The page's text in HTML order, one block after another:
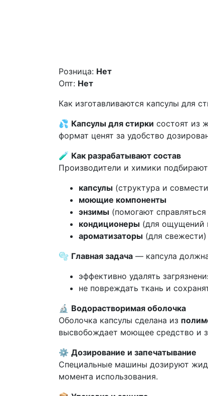
Розница: Нет
Опт: Нет
Как изготавливаются капсулы для
💦 Капсулы для стирки состоят из
формат ценят за удобство
🧪 Как разрабатывают состав
Производители и химики
капсулы (структура и
моющие компоненты
энзимы (помогают
кондиционеры (для ощущений
ароматизаторы (для свежести)
🫧 Главная задача — капсула
эффективно удалять
не повреждать ткань и
🔬 Водорастворимая оболочка
Оболочка капсулы сделана из
высвобождает моющее средство и
⚙️ Дозирование и запечатывание
Специальные машины дозируют
момента использования.